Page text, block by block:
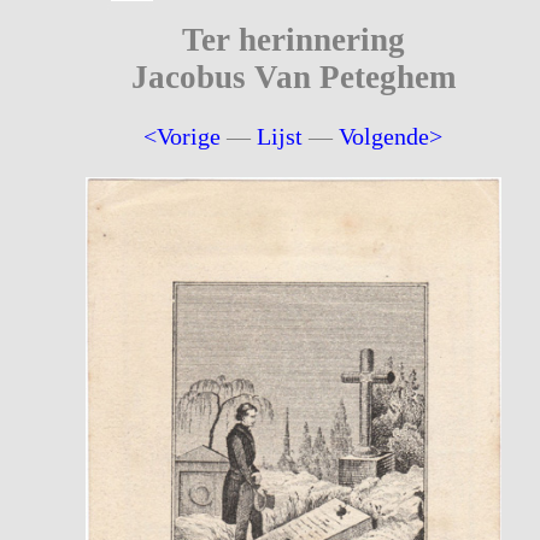
Ter herinnering
Jacobus Van Peteghem
<Vorige —Lijst —Volgende>